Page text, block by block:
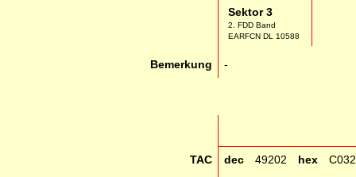
Sektor 3
2. FDD Band
EARFCN DL 10588
Bemerkung -
TAC dec 49202 hex C032